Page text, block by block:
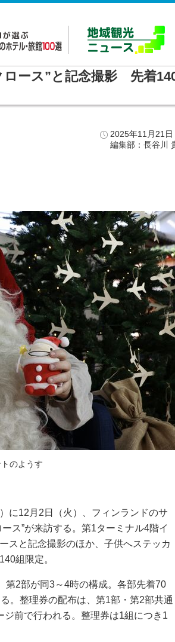
ロース”と記念撮影 先着
2025年11月21日
編集部：長谷川
のようす
に12月2日（火）、フィンランドのサ
ス”が来訪する。第1ターミナル4階イ
スと記念撮影のほか、子供へステッカ
組限定。
2部が同3～4時の構成。各部先着70
。整理券の配布は、第1部・第2部共通
前で行われる。整理券は1組につき1